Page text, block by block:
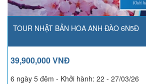
TOUR NHẬT BẢN HOA ANH ĐÀO 6N5Đ
39,900,000 VNĐ
6 ngày 5 đêm - Khởi hành: 22 - 27/03/26